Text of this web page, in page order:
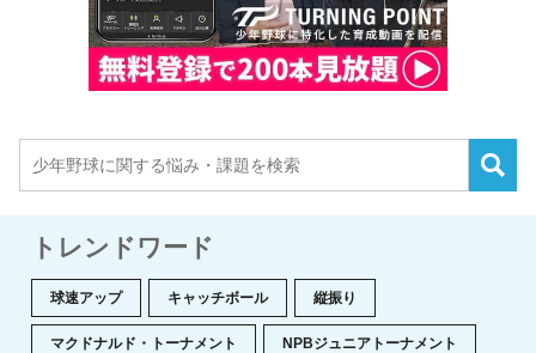
トレンドワード
球速アップ キャッチボール 縦振り
マクドナルド・トーナメント NPBジュニアトーナメント